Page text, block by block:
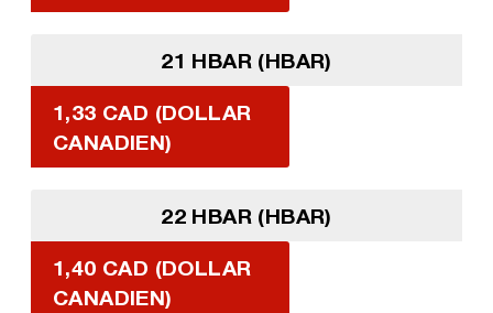
21 HBAR (HBAR)
1,33 CAD (DOLLAR
CANADIEN)
22 HBAR (HBAR)
1,40 CAD (DOLLAR
CANADIEN)